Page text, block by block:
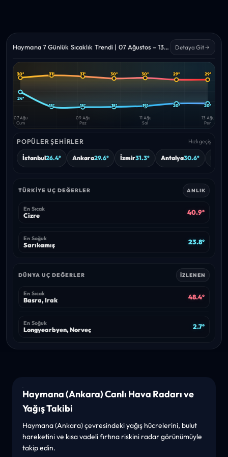
Haymana 7 Günlük Sıcaklık Trendi | 07 Ağustos – 13 Ağustos 2026 Detaya Git
Yüksek Düşük
30°
24°
31°
18°
31°
18°
30°
18°
30°
19°
29°
20°
29°
20°
07 Ağu
Cum
09 Ağu
Paz
11 Ağu
Sal
13 Ağu
Per
POPÜLER ŞEHIRLER Hızlı geçiş
İstanbul26.4° Ankara29.6° İzmir31.3° Antalya30.6° Bursa
TÜRKIYE UÇ DEĞERLER ANLIK
En Sıcak
Cizre 40.9°
En Soğuk
Sarıkamış 23.8°
DÜNYA UÇ DEĞERLER İZLENEN
En Sıcak
Basra, Irak 48.4°
En Soğuk
Longyearbyen, Norveç 2.7°
Haymana (Ankara) Canlı Hava Radarı ve
Yağış Takibi
Haymana (Ankara) çevresindeki yağış hücrelerini, bulut
hareketini ve kısa vadeli fırtına riskini radar görünümüyle
takip edin.